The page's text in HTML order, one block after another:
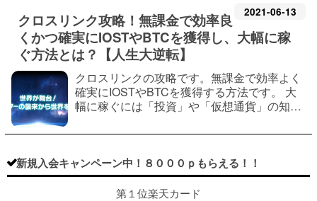
2021-06-13
クロスリンク攻略！無課金で効率良
くかつ確実にIOSTやBTCを獲得し、大幅に稼
ぐ方法とは？【人生大逆転】
クロスリンクの攻略です。無課金で効率よく
確実にIOSTやBTCを獲得する方法です。 大
幅に稼ぐには「投資」や「仮想通貨」の知識
イトがあるので、私の方では全く別の観点で
で、…
新規入会キャンペーン中！８０００ｐもらえる！！
第１位楽天カード